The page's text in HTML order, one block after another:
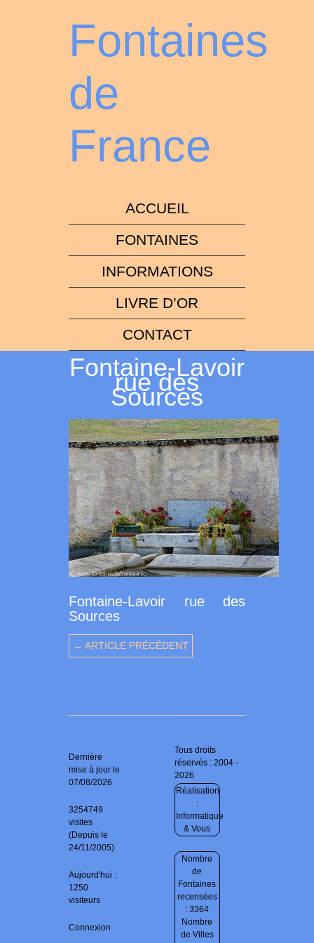
Fontaines
de
France
ACCUEIL
FONTAINES
INFORMATIONS
LIVRE D’OR
CONTACT
Fontaine-Lavoir
rue des
Sources
Fontaine-Lavoir rue des
Sources
← ARTICLE PRÉCÉDENT
Dernière
mise à jour le
07/08/2026
3254749
visites
(Depuis le
24/11/2005)
Aujourd'hui :
1250
visiteurs
Connexion
Tous droits
réservés : 2004 -
2026
Réalisation
:
Informatique
& Vous
Nombre
de
Fontaines
recensées
: 3364
Nombre
de Villes